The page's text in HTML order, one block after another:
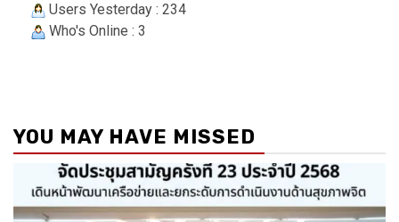
Users Yesterday : 234
Who's Online : 3
YOU MAY HAVE MISSED